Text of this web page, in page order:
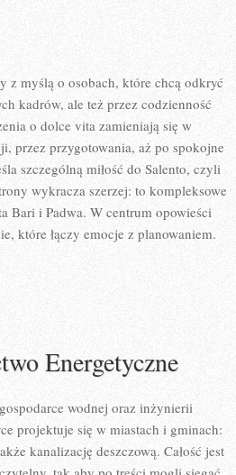
z myślą o osobach, które chcą odkryć
kadrów, ale też przez codzienność
o dolce vita zamieniają się w
przez przygotowania, aż po spokojne
szczególną miłość do Salento, czyli
wykracza szerzej: to kompleksowe
Bari i Padwa. W centrum opowieści
które łączy emocje z planowaniem.
Energetyczne
wodnej oraz inżynierii
projektuje się w miastach i gminach:
kanalizację deszczową. Całość jest